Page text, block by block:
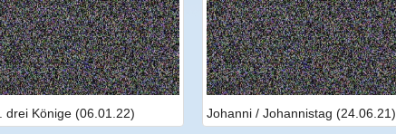
drei Könige (06.01.22) Johanni / Johannistag (24.06.21)